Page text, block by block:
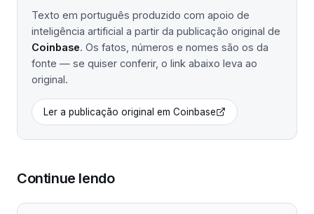
Texto em português produzido com apoio de
inteligência artificial a partir da publicação original de
Coinbase. Os fatos, números e nomes são os da
fonte — se quiser conferir, o link abaixo leva ao
original.
Ler a publicação original em Coinbase
Continue lendo